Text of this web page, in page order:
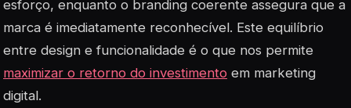
esforço, enquanto o branding coerente assegura que a
marca é imediatamente reconhecível. Este equilíbrio
entre design e funcionalidade é o que nos permite
maximizar o retorno do investimento em marketing
digital.